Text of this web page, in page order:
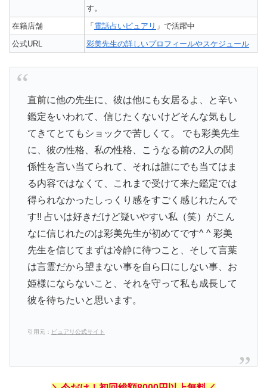
す。
在籍店舗
「 電話占いピュアリ 」で活躍中
公式URL
彩美先生の詳しいプロフィールやスケジュール
直前に他の先生に、彼は他にも女居るよ、と辛い
鑑定をいわれて、信じたくないけどそんな気もし
てきてとてもショックで苦しくて。 でも彩美先生
に、彼の性格、私の性格、こうなる前の2人の関
係性を言い当てられて、それは誰にでも当てはま
る内容ではなくて、これまで受けて来た鑑定では
得られなかったしっくり感をすごく感じれたんで
す‼︎ 占いは好きだけど疑いやすい私（笑）がこん
なに信じれたのは彩美先生が初めてです^ ^ 彩美
先生を信じてまずは冷静に待つこと、そして言葉
は言霊だから望まない事を自ら口にしない事、お
姫様にならないこと、それを守って私も成長して
彼を待ちたいと思います。
引用元： ピュアリ公式サイト